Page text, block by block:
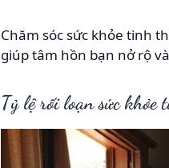
Chăm sóc sức khỏe tinh
giúp tâm hồn bạn nở rộ
Tỷ lệ rối loạn sức